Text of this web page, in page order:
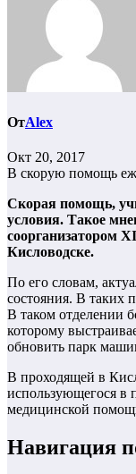
ОтAlex
Окт 20, 2017
В скорую помощь
Скорая помощь,
условия. Такое
соорганизатором
Кисловодске.
По его словам,
состояния. В таких
В таком отделении
которому
обновить парк
В проходящей в
использующегося в
медицинской
Навигация